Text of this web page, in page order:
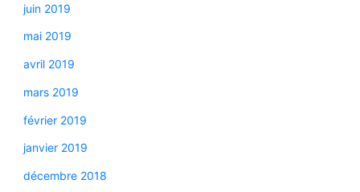
juin 2019
mai 2019
avril 2019
mars 2019
février 2019
janvier 2019
décembre 2018